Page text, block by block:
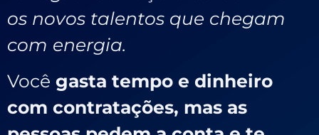
os novos talentos que chegam
com energia.
Você gasta tempo e dinheiro
com contratações, mas as